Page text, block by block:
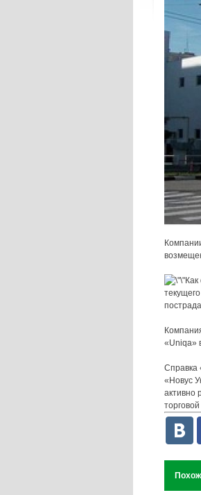
«Uniqa»
«Новус
активно